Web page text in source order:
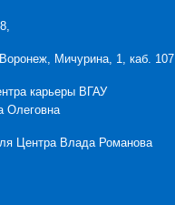
Мичурина, 1, каб. 107
карьеры ВГАУ
Олеговна
Центра Влада Романова